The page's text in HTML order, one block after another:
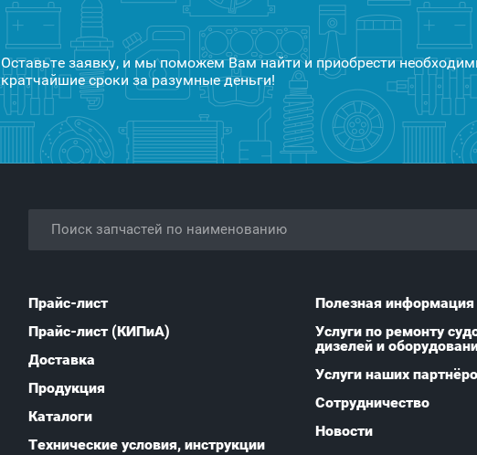
Оставьте заявку, и мы поможем Вам найти и приобрести
кратчайшие сроки за разумные деньги!
Прайс-лист
Прайс-лист (КИПиА)
Доставка
Продукция
Каталоги
Технические условия, инструкции
Полезная информация
Услуги по ремонту
дизелей и
Услуги наших
Сотрудничество
Новости